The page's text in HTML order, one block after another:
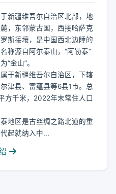
新疆维吾尔自治区北部，地
，东邻蒙古国，西接哈萨克
斯接壤，是中国西北边陲的
称源自阿尔泰山，“阿勒泰”
“金山”。
于新疆维吾尔自治区，下辖
津县、富蕴县等6县1市。总
方千米，2022年末常住人口
地区是古丝绸之路北道的重
起就纳入中...